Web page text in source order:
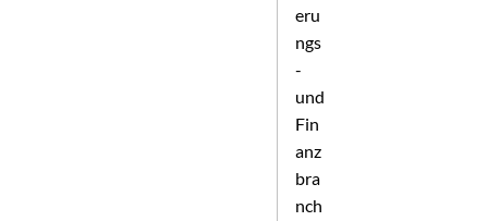
eru
ngs
-
und
Fin
anz
bra
nch